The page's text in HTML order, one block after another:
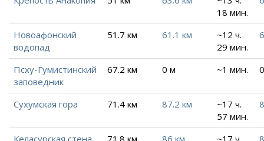
18 мин.
Новоафонский
водопад
51.7 км 61.1 км
~12 ч.
29 мин.
Псху-Гумистинский
заповедник
67.2 км 0 м ~1 мин.
Сухумская гора 71.4 км 87.2 км
~17 ч.
57 мин.
Келасурская стена 71.8 км 86 км
~17 ч.